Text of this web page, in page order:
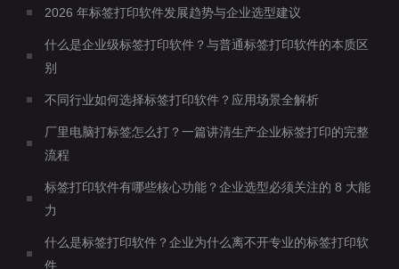
2026 年标签打印软件发展趋势与企业选型建议
什么是企业级标签打印软件？与普通标签打印软件的本质区
别
不同行业如何选择标签打印软件？应用场景全解析
厂里电脑打标签怎么打？一篇讲清生产企业标签打印的完整
流程
标签打印软件有哪些核心功能？企业选型必须关注的 8 大能
力
什么是标签打印软件？企业为什么离不开专业的标签打印软
件